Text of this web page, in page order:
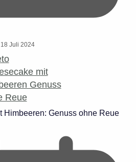
18 Juli 2024
Himbeeren: Genuss ohne Reue